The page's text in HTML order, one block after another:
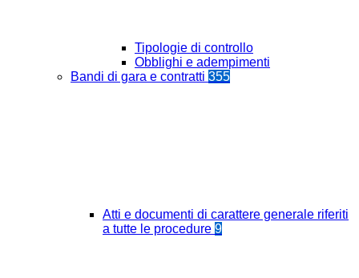
Tipologie di controllo
Obblighi e adempimenti
Bandi di gara e contratti 355
Atti e documenti di carattere generale riferiti
a tutte le procedure 9